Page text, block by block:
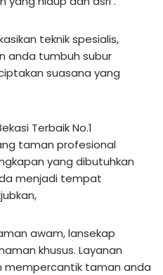
teknik spesialis,
anda tumbuh subur
suasana yang
Terbaik No.1
taman profesional
yang dibutuhkan
menjadi tempat
awam, lansekap
khusus. Layanan
mempercantik taman anda